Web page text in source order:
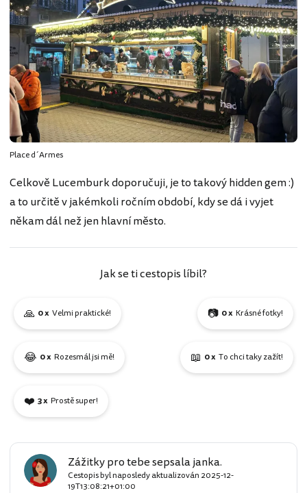
Place d´Armes
Celkově Lucemburk doporučuji, je to takový hidden gem :)
a to určitě v jakémkoli ročním období, kdy se dá i vyjet
někam dál než jen hlavní město.
Jak se ti cestopis líbil?
🙏 0 x Velmi praktické! 📷 0 x Krásné fotky!
😂 0 x Rozesmál jsi mě! 📖 0 x To chci taky zažít!
❤️ 3 x Prostě super!
Zážitky pro tebe sepsala janka.
Cestopis byl naposledy aktualizován 2025-12-
19T13:08:21+01:00